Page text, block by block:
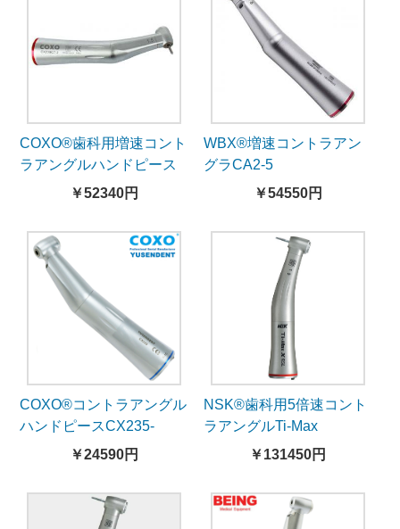
COXO®歯科用増速コント
ラアングルハンドピース
CX235C7-6（5倍速、ラ
￥52340円
WBX®増速コントラアン
グラCA2-5
￥54550円
COXO®コントラアングル
ハンドピースCX235-
1C（ライト付き、内部注
￥24590円
NSK®歯科用5倍速コント
ラアングルTi-Max
X95L（ライト付）
￥131450円